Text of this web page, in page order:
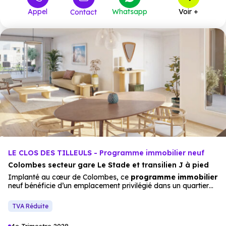
Appel Contact Whatsapp Voir +
LE CLOS DES TILLEULS - Programme immobilier neuf
Colombes secteur gare Le Stade et transilien J à pied
Implanté au cœur de Colombes, ce programme immobilier
neuf bénéficie d’un emplacement privilégié dans un quartier
et du Transilien J. Cette accessibilité facilite les déplacements
quotidiens vers Paris et les grands pôles économiques,
TVA Réduite